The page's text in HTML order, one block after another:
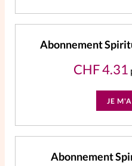
Abonnement
CHF4.31
JE
Abonnement